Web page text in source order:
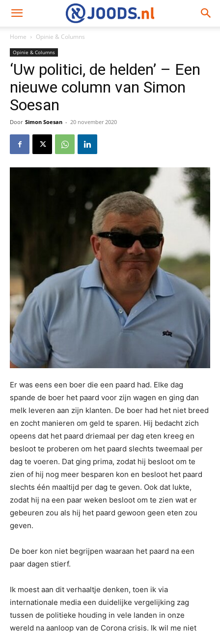
Home Opinie & Columns
Opinie & Columns
‘Uw politici, de helden’ – Een
nieuwe column van Simon
Soesan
Door Simon Soesan - 20 november 2020
Er was eens een boer die een paard had. Elke dag
spande de boer het paard voor zijn wagen en ging dan
melk leveren aan zijn klanten. De boer had het niet breed
en zocht manieren om geld te sparen. Hij bedacht zich
opeens dat het paard driemaal per dag eten kreeg en
besloot te proberen om het paard slechts tweemaal per
dag te voeren. Dat ging prima, zodat hij besloot om te
zien of hij nog meer besparen kon en besloot het paard
slechts één maaltijd per dag te geven. Ook dat lukte,
zodat hij na een paar weken besloot om te zien wat er
gebeuren zou als hij het paard gewoon geen eten zou
geven.
De boer kon niet begrijpen waaraan het paard na een
paar dagen stierf.
Ik moest aan dit verhaaltje denken, toen ik via
internationale media een duidelijke vergelijking zag
tussen de politieke houding in vele landen in onze
wereld na aanloop van de Corona crisis. Ik wil me niet